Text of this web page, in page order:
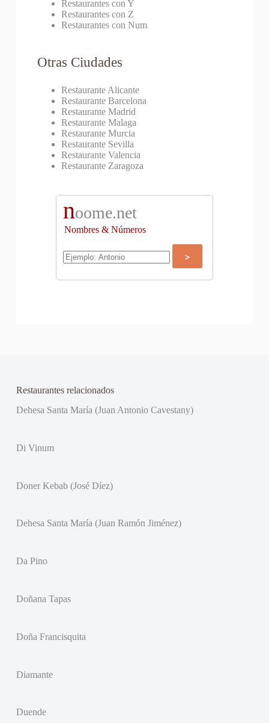
Restaurantes con Y
Restaurantes con Z
Restaurantes con Num
Otras Ciudades
Restaurante Alicante
Restaurante Barcelona
Restaurante Madrid
Restaurante Malaga
Restaurante Murcia
Restaurante Sevilla
Restaurante Valencia
Restaurante Zaragoza
noome.net
Nombres & Números
Restaurantes relacionados
Dehesa Santa María (Juan Antonio Cavestany)
Di Vinum
Doner Kebab (José Díez)
Dehesa Santa María (Juan Ramón Jiménez)
Da Pino
Doñana Tapas
Doña Francisquita
Diamante
Duende